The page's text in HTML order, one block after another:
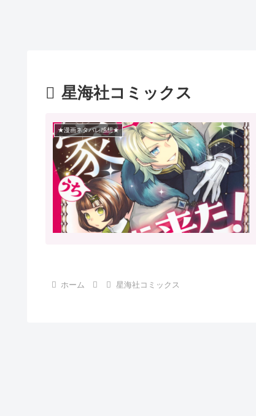
星海社コミックス
★漫画ネタバレ感想★
ホーム 星海社コミックス